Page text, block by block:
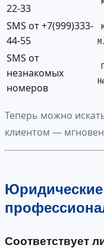
22-33
SMS от +7(999)333-
44-55
SMS от
незнакомых
номеров
Теперь можно
клиентом —
Соответствует